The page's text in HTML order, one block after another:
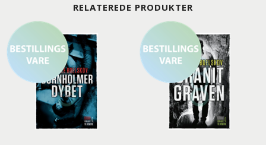
RELATEREDE PRODUKTER